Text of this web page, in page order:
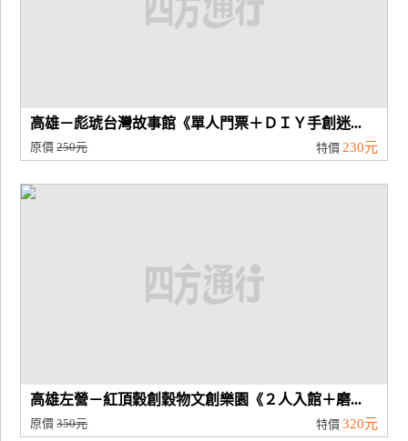
高雄－彪琥台灣故事館《單人門票＋ＤＩＹ手創迷...
原價250元 特價 230元
高雄左營－紅頂穀創穀物文創樂園《２人入館＋磨...
原價350元 特價 320元